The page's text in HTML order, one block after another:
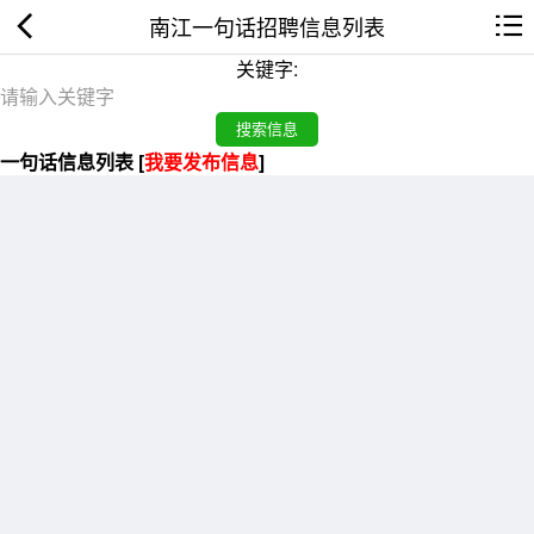
南江一句话招聘信息列表
关键字:
一句话信息列表 [我要发布信息]